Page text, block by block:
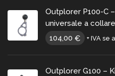
Outplorer P100-C
universale a
104,00 € + IVA se
Outplorer G100 –